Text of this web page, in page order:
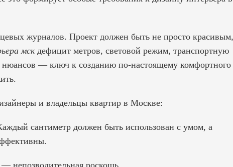
журналов. Проект должен быть не просто красивым,
мскдефицит метров, световой режим, транспортную
— ключ к созданию по-настоящему комфортного
и владельцы квартир в Москве:
сантиметр должен быть использован с умом, а
непозволительная роскошь.